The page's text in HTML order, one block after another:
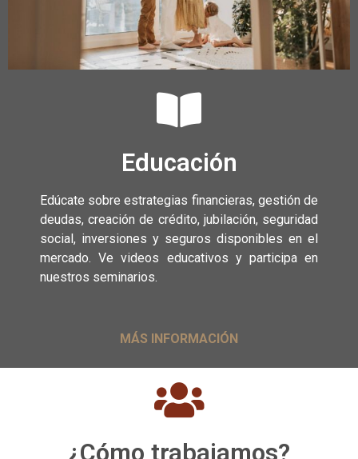
Educación
Edúcate sobre estrategias financieras, gestión de
deudas, creación de crédito, jubilación, seguridad
social, inversiones y seguros disponibles en el
mercado. Ve videos educativos y participa en
nuestros seminarios.
MÁS INFORMACIÓN